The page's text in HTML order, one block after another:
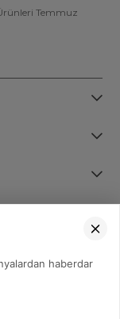
Temmuz
haberdar